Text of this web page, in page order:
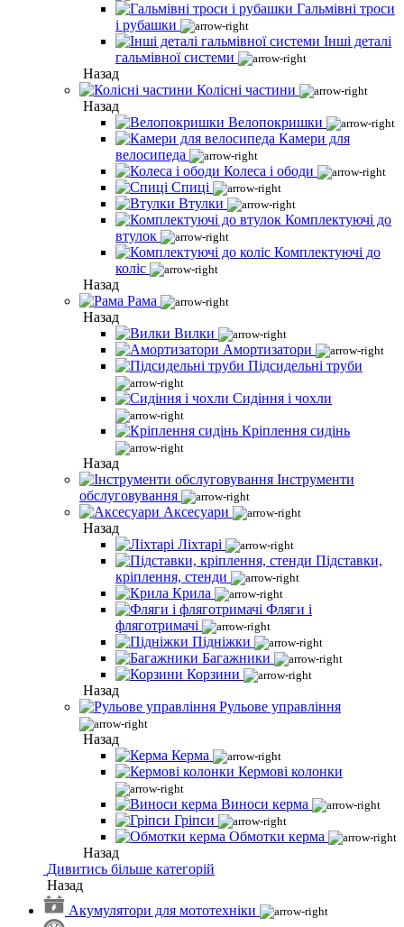
Гальмівні троси
і рубашки
Інші деталі
гальмівної системи
Назад
Колісні частини
Назад
Велопокришки
Камери для
велосипеда
Колеса і ободи
Спиці
Втулки
Комплектуючі до
втулок
Комплектуючі до
коліс
Назад
Рама
Назад
Вилки
Амортизатори
Підсидельні труби
Сидіння і чохли
Кріплення сидінь
Назад
Інструменти
обслуговування
Аксесуари
Назад
Ліхтарі
Підставки,
кріплення, стенди
Крила
Фляги і
фляготримачі
Підніжки
Багажники
Корзини
Назад
Рульове управління
Назад
Керма
Кермові колонки
Виноси керма
Гріпси
Обмотки керма
Назад
Дивитись більше категорій
Назад
Акумулятори для мототехніки